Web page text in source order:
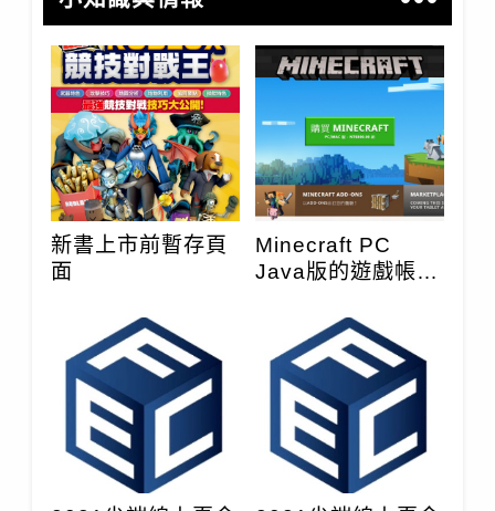
新書上市前暫存頁
面
Minecraft PC
Java版的遊戲帳號
版購買方法